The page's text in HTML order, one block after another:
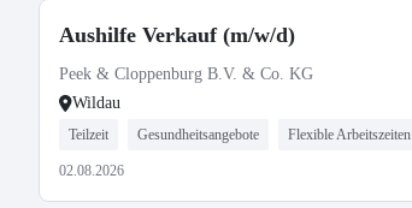
Aushilfe Verkauf (m/w/d)
Peek & Cloppenburg B.V. & Co. KG
Wildau
Teilzeit Gesundheitsangebote Flexible Arbeitszeiten
02.08.2026